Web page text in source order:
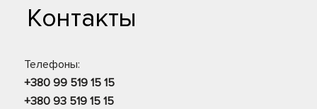
Контакты
Телефоны:
+380 99 519 15 15
+380 93 519 15 15